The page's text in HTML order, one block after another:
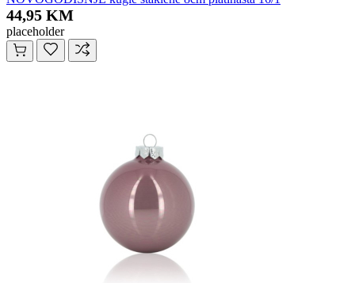
44,95 KM
placeholder